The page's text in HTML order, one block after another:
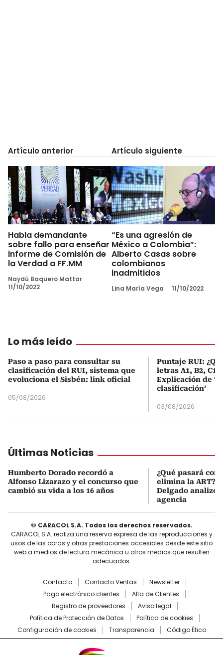
Artículo anterior
Habla demandante
sobre fallo para enseñar
informe de Comisión de
la Verdad a FF.MM
Naydú Baquero Mattar
11/10/2022
Artículo siguiente
“Es una agresión de
México a Colombia”:
Alberto Casas sobre
colombianos
inadmitidos
Lina María Vega 11/10/2022
Lo más leído
Paso a paso para consultar su
clasificación del RUI, sistema que
evoluciona el Sisbén: link oficial
05/08/2026
Puntaje RUI:
letras A1, B2, C1
Explicación de
clasificación’
03/08/2026
Últimas Noticias
Humberto Dorado recordó a
Alfonso Lizarazo y el concurso que
cambió su vida a los 16 años
¿Qué pasará con
elimina la ART?
Delgado analizó
agencia
© CARACOL S.A. Todos los derechos reservados.
CARACOL S.A. realiza una reserva expresa de las reproducciones y
usos de las obras y otras prestaciones accesibles desde este sitio
web a medios de lectura mecánica u otros medios que resulten
adecuados.
Contacto Contacto Ventas
Newsletter
Pago electrónico clientes
Alta de Clientes
Registro de proveedores
Aviso legal
Política de Protección de Datos
Política de cookies
Configuración de cookies
Transparencia Código Ético